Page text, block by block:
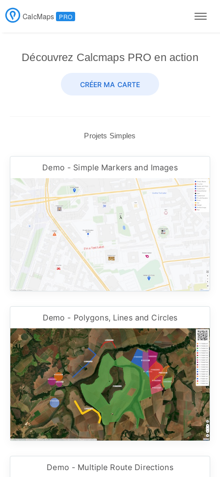
CalcMaps PRO
Découvrez Calcmaps PRO en action
CRÉER MA CARTE
Projets Simples
Demo - Simple Markers and Images
Demo - Polygons, Lines and Circles
Demo - Multiple Route Directions